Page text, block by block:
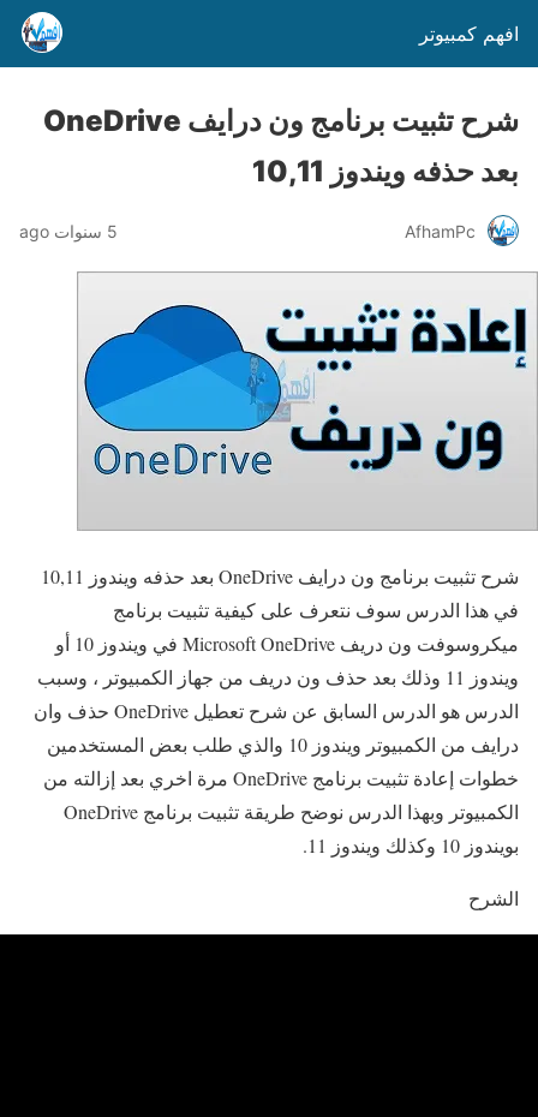
افهم كمبيوتر
شرح تثبيت برنامج ون درايف OneDrive
بعد حذفه ويندوز 10,11
AfhamPc 5 سنوات ago
شرح تثبيت برنامج ون درايف OneDrive بعد حذفه ويندوز 10,11
في هذا الدرس سوف نتعرف على كيفية تثبيت برنامج
ميكروسوفت ون دريف Microsoft OneDrive في ويندوز 10 أو
ويندوز 11 وذلك بعد حذف ون دريف من جهاز الكمبيوتر ، وسبب
الدرس هو الدرس السابق عن شرح تعطيل OneDrive حذف وان
درايف من الكمبيوتر ويندوز 10 والذي طلب بعض المستخدمين
خطوات إعادة تثبيت برنامج OneDrive مرة اخري بعد إزالته من
الكمبيوتر وبهذا الدرس نوضح طريقة تثبيت برنامج OneDrive
بويندوز 10 وكذلك ويندوز 11.
الشرح